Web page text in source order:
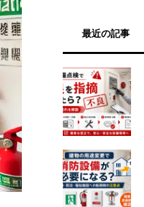
最近の記事